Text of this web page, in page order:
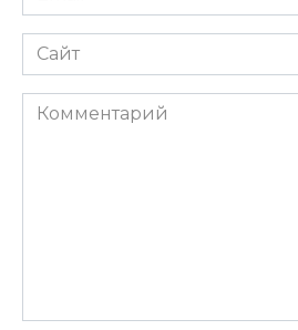
*
Сайт
Комментарий